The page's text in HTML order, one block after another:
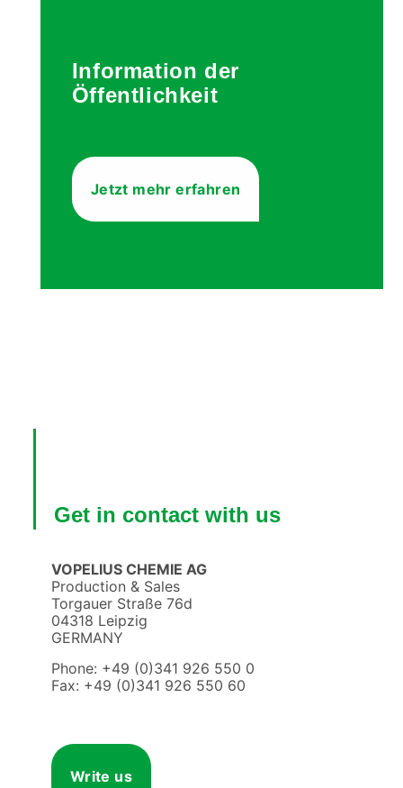
Information der
Öffentlichkeit
Jetzt mehr erfahren
Get in contact with us
VOPELIUS CHEMIE AG
Production & Sales
Torgauer Straße 76d
04318 Leipzig
GERMANY
Phone: +49 (0)341 926 550 0
Fax: +49 (0)341 926 550 60
Write us